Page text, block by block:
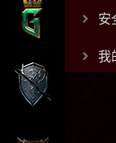
安
我